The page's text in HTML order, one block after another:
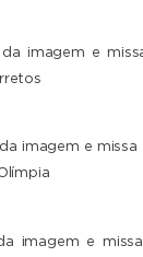
imagem e
imagem e missa
imagem e